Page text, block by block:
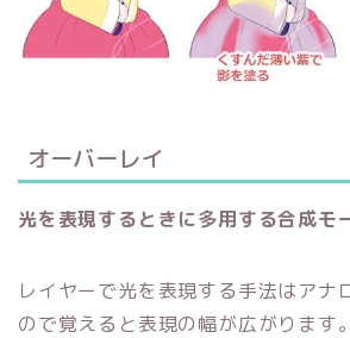
オーバーレイ
光を表現するときに多用する合成モ
レイヤーで光を表現する手法はアナ
ので覚えると表現の幅が広がります。